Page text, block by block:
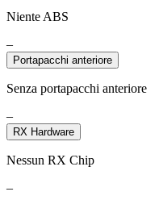
Niente ABS
–
Portapacchi anteriore
Senza portapacchi anteriore
–
RX Hardware
Nessun RX Chip
–